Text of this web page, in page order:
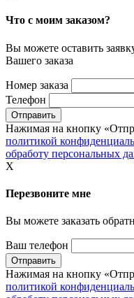
Что с моим заказом?
Вы можете оставить
Вашего заказа
Номер заказа
Телефон
Нажимая на кнопку
политикой
обработу персональных
X
Перезвоните мне
Вы можете заказать
Ваш телефон
Нажимая на кнопку
политикой